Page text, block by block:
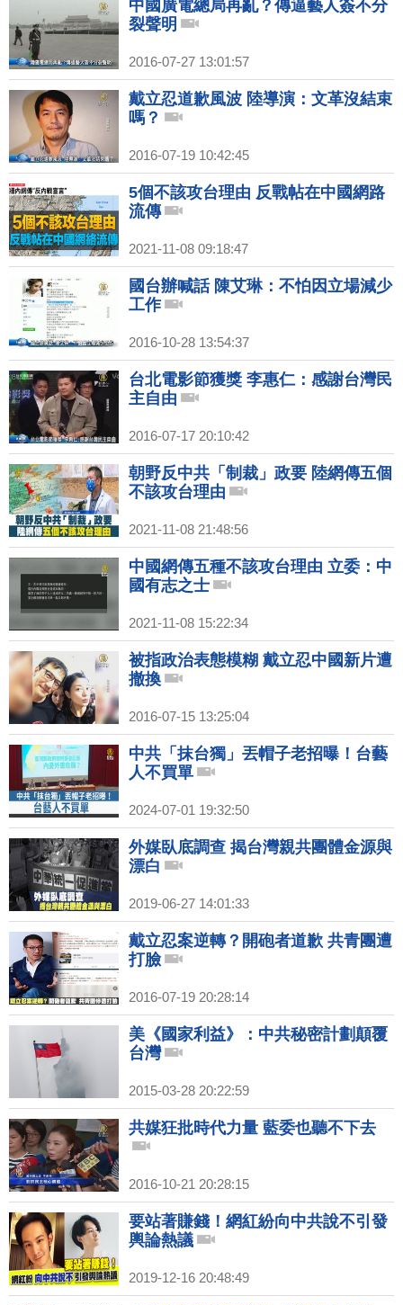
中國廣電總局再亂？傳逼藝人簽不分
裂聲明
2016-07-27 13:01:57
戴立忍道歉風波 陸導演：文革沒結束
嗎？
2016-07-19 10:42:45
5個不該攻台理由 反戰帖在中國網路
流傳
2021-11-08 09:18:47
國台辦喊話 陳艾琳：不怕因立場減少
工作
2016-10-28 13:54:37
台北電影節獲獎 李惠仁：感謝台灣民
主自由
2016-07-17 20:10:42
朝野反中共「制裁」政要 陸網傳五個
不該攻台理由
2021-11-08 21:48:56
中國網傳五種不該攻台理由 立委：中
國有志之士
2021-11-08 15:22:34
被指政治表態模糊 戴立忍中國新片遭
撤換
2016-07-15 13:25:04
中共「抹台獨」丟帽子老招曝！台藝
人不買單
2024-07-01 19:32:50
外媒臥底調查 揭台灣親共團體金源與
漂白
2019-06-27 14:01:33
戴立忍案逆轉？開砲者道歉 共青團遭
打臉
2016-07-19 20:28:14
美《國家利益》：中共秘密計劃顛覆
台灣
2015-03-28 20:22:59
共媒狂批時代力量 藍委也聽不下去
2016-10-21 20:28:15
要站著賺錢！網紅紛向中共說不引發
輿論熱議
2019-12-16 20:48:49